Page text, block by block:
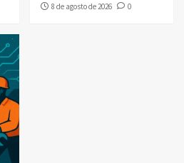
8 de agosto de 2026
0